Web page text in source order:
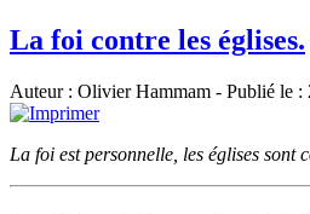
La foi contre les églises.
Auteur : Olivier Hammam - Publié le
La foi est personnelle, les églises sont